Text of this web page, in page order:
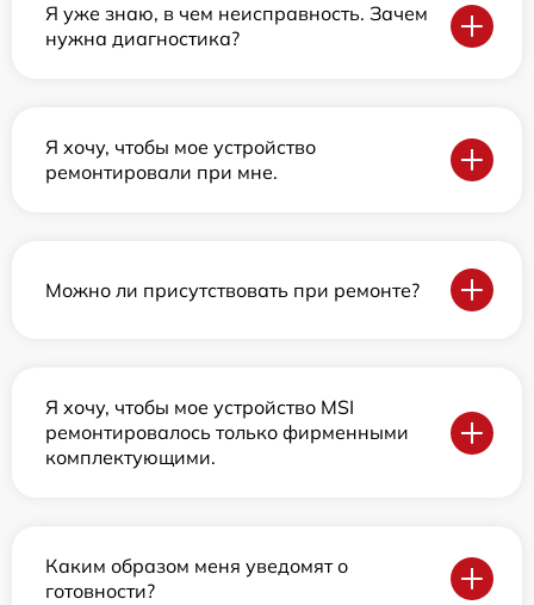
Я уже знаю, в чем неисправность. Зачем
нужна диагностика?
Я хочу, чтобы мое устройство
ремонтировали при мне.
Можно ли присутствовать при ремонте?
Я хочу, чтобы мое устройство MSI
ремонтировалось только фирменными
комплектующими.
Каким образом меня уведомят о
готовности?